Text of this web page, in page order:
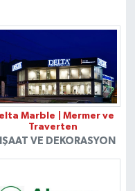
Marble | Mermer ve
Traverten
VE DEKORASYON